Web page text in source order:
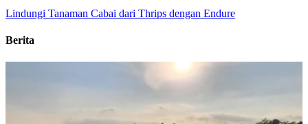
Lindungi Tanaman Cabai dari Thrips dengan Endure
Berita